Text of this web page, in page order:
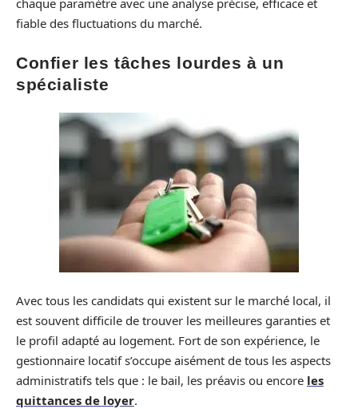
chaque paramètre avec une analyse précise, efficace et
fiable des fluctuations du marché.
Confier les tâches lourdes à un
spécialiste
Avec tous les candidats qui existent sur le marché local, il
est souvent difficile de trouver les meilleures garanties et
le profil adapté au logement. Fort de son expérience, le
gestionnaire locatif s’occupe aisément de tous les aspects
administratifs tels que : le bail, les préavis ou encore les
quittances de loyer.